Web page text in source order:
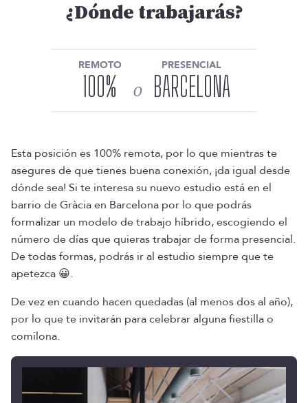
¿Dónde trabajarás?
REMOTO
100% o
PRESENCIAL
BARCELONA
Esta posición es 100% remota, por lo que mientras te
asegures de que tienes buena conexión, ¡da igual desde
dónde sea! Si te interesa su nuevo estudio está en el
barrio de Gràcia en Barcelona por lo que podrás
formalizar un modelo de trabajo híbrido, escogiendo el
número de días que quieras trabajar de forma presencial.
De todas formas, podrás ir al estudio siempre que te
apetezca 😀.
De vez en cuando hacen quedadas (al menos dos al año),
por lo que te invitarán para celebrar alguna fiestilla o
comilona.